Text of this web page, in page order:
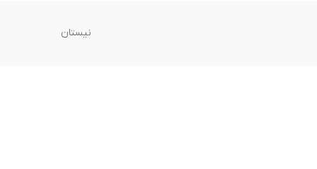
نیستان